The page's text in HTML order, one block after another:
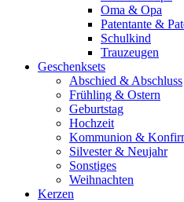
Oma & Opa
Patentante &
Schulkind
Trauzeugen
Geschenksets
Abschied & Abschluss
Frühling & Ostern
Geburtstag
Hochzeit
Kommunion &
Silvester & Neujahr
Sonstiges
Weihnachten
Kerzen